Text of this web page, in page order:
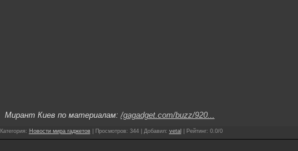
Мирант Киев по материалам: /gagadget.com/buzz/920...
Категория: Новости мира гаджетов| Просмотров: 344| Добавил: vetal Рейтинг: 0.0/0